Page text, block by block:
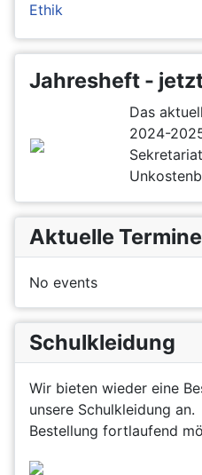
Ethik
Jahresheft -
Das
2024-
Aktuelle Termine
No events
Schulkleidung
Wir bieten wieder eine
unsere Schulkleidung an.
Bestellung fortlaufend